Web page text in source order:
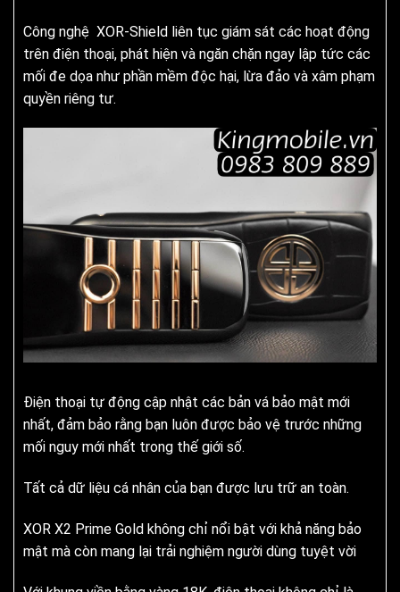
Công nghệ XOR-Shield liên tục giám sát các hoạt động
trên điện thoại, phát hiện và ngăn chặn ngay lập tức các
mối đe dọa như phần mềm độc hại, lừa đảo và xâm phạm
quyền riêng tư.
Điện thoại tự động cập nhật các bản vá bảo mật mới
nhất, đảm bảo rằng bạn luôn được bảo vệ trước những
mối nguy mới nhất trong thế giới số.
Tất cả dữ liệu cá nhân của bạn được lưu trữ an toàn.
XOR X2 Prime Gold không chỉ nổi bật với khả năng bảo
mật mà còn mang lại trải nghiệm người dùng tuyệt vời